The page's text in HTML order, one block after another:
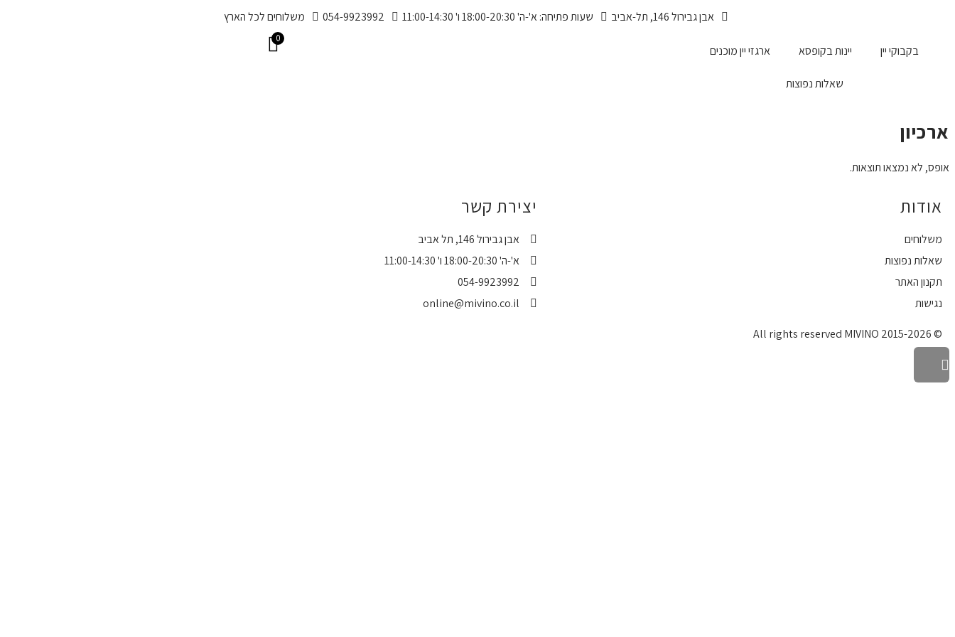
משלוחים עד הבית לכל הארץ
אבן גבירול 146, תל-אביב שעות פתיחה: א'-ה' 18:00-20:30 ו' 11:00-14:30 054-9923992 משלוחים לכל הארץ
בקבוקי יין יינות בקופסא ארגזי יין מוכנים
שאלות נפוצות
0
ארכיון
אופס, לא נמצאו תוצאות.
אודות
משלוחים
שאלות נפוצות
תקנון האתר
נגישות
יצירת קשר
אבן גבירול 146, תל אביב
א'-ה' 18:00-20:30 ו' 11:00-14:30
054-9923992
online@mivino.co.il
© All rights reserved MIVINO 2015-2026